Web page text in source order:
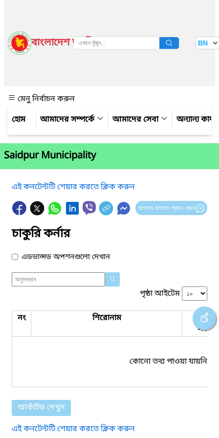
বাংলাদেশ জাতীয় তথ্য বাতায়ন BN
মেনু নির্বাচন করুন
আমাদের সম্পর্কে
আমাদের সেবা অন্যান্য
Saidpur Municipality
এই কনটেন্টটি শেয়ার করতে ক্লিক করুন
আপনার মতামত প্রদান করুন
চাকুরি কর্নার
এডভান্সড অপশনগুলো দেখান
পৃষ্ঠা আইটেম
নং শিরোনাম
কোনো তথ্য পাওয়া যায়নি।
আর্কাইভ দেখুন
এই কনটেন্টটি শেয়ার করতে ক্লিক করুন